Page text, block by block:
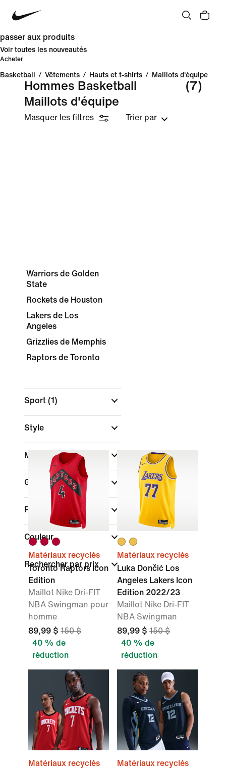
passer aux produits
Voir toutes les nouveautés
Acheter
Basketball / Vêtements / Hauts et t-shirts / Maillots d'équipe
Hommes Basketball
Maillots d'équipe
(7)
Masquer les filtres Trier par
Warriors de Golden
State
Rockets de Houston
Lakers de Los
Angeles
Grizzlies de Memphis
Raptors de Toronto
Sport (1)
Style
Marque
Genre (1)
Promotions et offres
Couleur
Rechercher par prix
Matériaux recyclés
Toronto Raptors Icon
Edition
Maillot Nike Dri-FIT
NBA Swingman pour
homme
89,99 $ 150 $
40 % de
réduction
Matériaux recyclés
Luka Dončić Los
Angeles Lakers Icon
Edition 2022/23
Maillot Nike Dri-FIT
NBA Swingman
89,99 $ 150 $
40 % de
réduction
Matériaux recyclés
Matériaux recyclés